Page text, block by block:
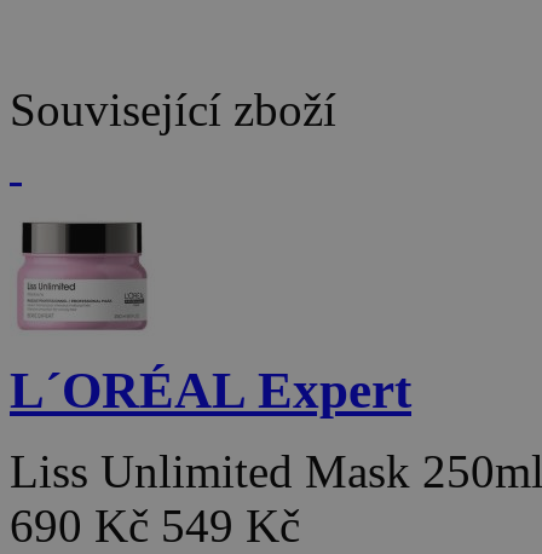
Související zboží
L´ORÉAL Expert
Liss Unlimited Mask
690 Kč 549 Kč